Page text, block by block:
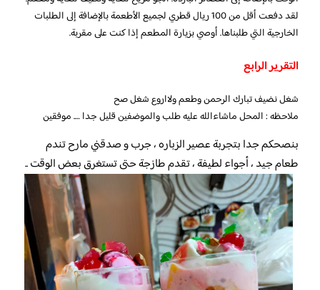
لقد دفعت أقل من 100 ريال قطري لجميع الأطعمة بالإضافة إلى الطلبات
الخارجية التي طلبناها. أوصي بزيارة المطعم إذا كنت على مقربة.
التقرير الرابع
شغل نضيف تبارك الرحمن وطعم ولااروع شغل صح
ملاحظه : المحل ماشاءالله عليه طلب والموضفين قليل جدا …. موفقين
بنصحكم جدا بتجربة عصير الزباره ، جرب و صدقني مارح تندم
طعام جيد ، أجواء لطيفة ، تقدم طازجة حتى تستغرق بعض الوقت ..